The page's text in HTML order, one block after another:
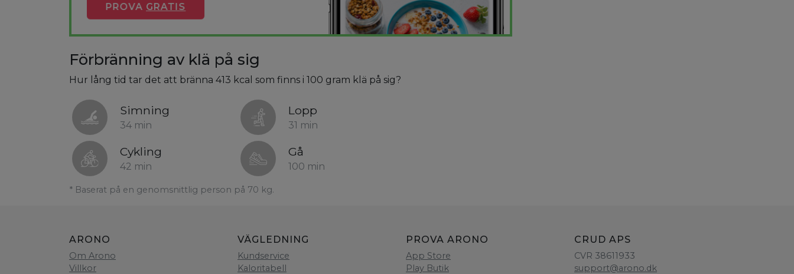
PROVA GRATIS
Förbränning av klä på sig
Hur lång tid tar det att bränna 413 kcal som finns i 100 gram klä på sig?
Simning
34 min
Lopp
31 min
Cykling
42 min
Gå
100 min
* Baserat på en genomsnittlig person på 70 kg.
ARONO
Om Arono
Villkor
VÄGLEDNING
Kundservice
Kaloritabell
PROVA ARONO
App Store
Play Butik
CRUD APS
CVR 38611933
support@arono.dk